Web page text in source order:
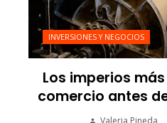
INVERSIONES Y NEGOCIOS
Los imperios
comercio antes
Valeria Pineda